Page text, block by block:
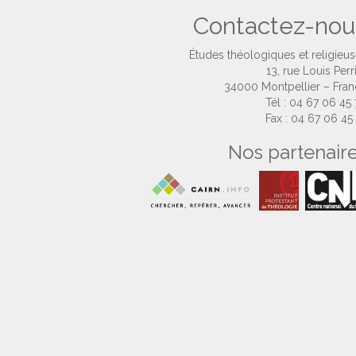
Contactez-
Études théologiques et
13, rue Louis
34000 Montpellier –
Tél : 04 67 06 45
Fax : 04 67 06 45
Nos